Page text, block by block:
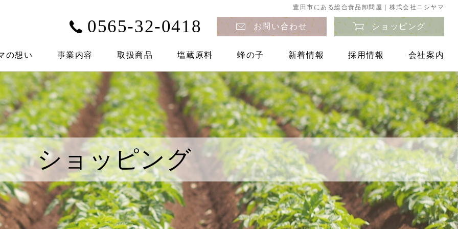
豊田市にある総合食品卸問屋｜株式会社ニシヤマ
0565-32-0418 お問い合わせ ショッピング
の想い 事業内容 取扱商品 塩蔵原料 蜂の子 新着情報 採用情報 会社案内
ショッピング